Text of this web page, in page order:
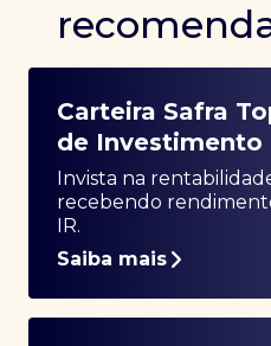
Carteira Safra
de
Invista na
recebendo
IR.
Saiba mais